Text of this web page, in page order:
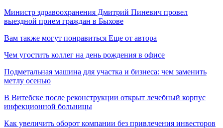
Министр здравоохранения Дмитрий Пиневич провел
выездной прием граждан в Быхове
Вам также могут понравиться Еще от автора
Чем угостить коллег на день рождения в офисе
Подметальная машина для участка и бизнеса: чем заменить
метлу осенью
В Витебске после реконструкции открыт лечебный корпус
инфекционной больницы
Как увеличить оборот компании без привлечения инвесторов